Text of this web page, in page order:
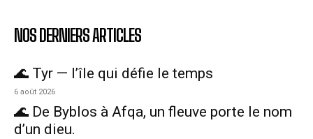
NOS DERNIERS ARTICLES
🌊 Tyr — l’île qui défie le temps
6 août 2026
🌊 De Byblos à Afqa, un fleuve porte le nom
d’un dieu.